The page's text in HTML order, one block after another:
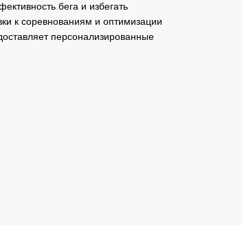
бега и избегать
к соревнованиям и оптимизации
персонализированные